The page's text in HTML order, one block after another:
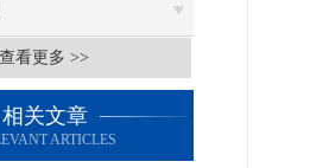
查看更多 >>
相关文章
ARTICLES